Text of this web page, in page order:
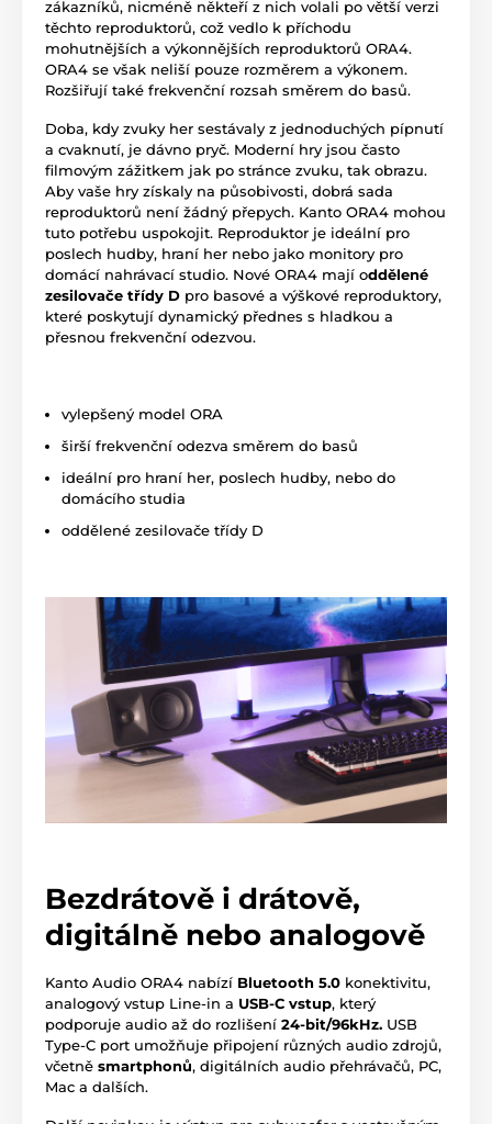
zákazníků, nicméně někteří z nich volali po větší verzi
těchto reproduktorů, což vedlo k příchodu
mohutnějších a výkonnějších reproduktorů ORA4.
ORA4 se však neliší pouze rozměrem a výkonem.
Rozšiřují také frekvenční rozsah směrem do basů.
Doba, kdy zvuky her sestávaly z jednoduchých pípnutí
a cvaknutí, je dávno pryč. Moderní hry jsou často
filmovým zážitkem jak po stránce zvuku, tak obrazu.
Aby vaše hry získaly na působivosti, dobrá sada
reproduktorů není žádný přepych. Kanto ORA4 mohou
tuto potřebu uspokojit. Reproduktor je ideální pro
poslech hudby, hraní her nebo jako monitory pro
domácí nahrávací studio. Nové ORA4 mají oddělené
zesilovače třídy D pro basové a výškové reproduktory,
které poskytují dynamický přednes s hladkou a
přesnou frekvenční odezvou.
vylepšený model ORA
širší frekvenční odezva směrem do basů
ideální pro hraní her, poslech hudby, nebo do
domácího studia
oddělené zesilovače třídy D
Bezdrátově i drátově,
digitálně nebo analogově
Kanto Audio ORA4 nabízí Bluetooth 5.0 konektivitu,
analogový vstup Line-in a USB-C vstup, který
podporuje audio až do rozlišení 24-bit/96kHz. USB
Type-C port umožňuje připojení různých audio zdrojů,
včetně smartphonů, digitálních audio přehrávačů, PC,
Mac a dalších.